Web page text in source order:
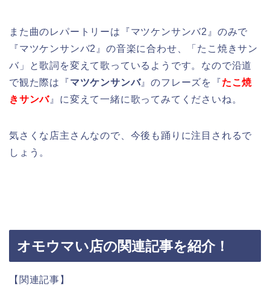
また曲のレパートリーは『マツケンサンバ2』のみで
『マツケンサンバ2』の音楽に合わせ、「たこ焼きサン
バ」と歌詞を変えて歌っているようです。なので沿道
で観た際は『マツケンサンバ』のフレーズを『たこ焼
きサンバ 』に変えて一緒に歌ってみてくださいね。
気さくな店主さんなので、今後も踊りに注目されるで
しょう。
オモウマい店の関連記事を紹介！
【関連記事】